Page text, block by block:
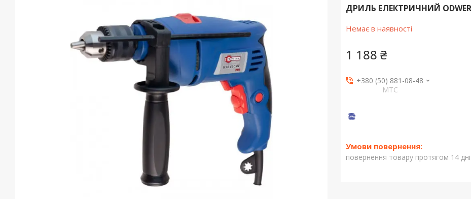
ДРИЛЬ ЕЛЕКТРИЧНИЙ
Немає в наявності
1 188 ₴
+380 (50) 881-08-48
МТС
повернення товару протягом 14